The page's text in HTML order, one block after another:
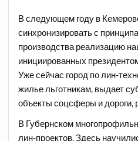
В следующем году в
синхронизировать с
производства реализацию
инициированных
Уже сейчас город по лин-
жилье льготникам, выдает
объекты соцсферы и дороги,
В Губернском
лин-проектов. Здесь